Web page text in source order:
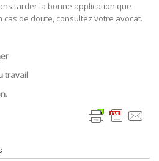
tarder la bonne application que
de doute, consultez votre avocat.
travail